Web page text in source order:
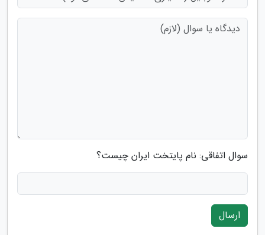
سوال اتفاقی: نام پایتخت ایران چیست؟
ارسال